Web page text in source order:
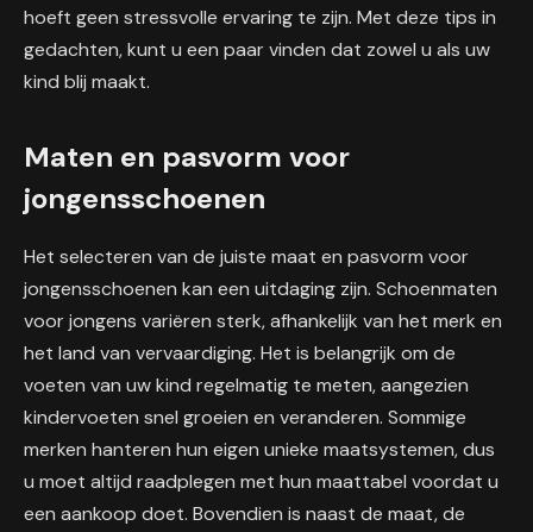
hoeft geen stressvolle ervaring te zijn. Met deze tips in
gedachten, kunt u een paar vinden dat zowel u als uw
kind blij maakt.
Maten en pasvorm voor
jongensschoenen
Het selecteren van de juiste maat en pasvorm voor
jongensschoenen kan een uitdaging zijn. Schoenmaten
voor jongens variëren sterk, afhankelijk van het merk en
het land van vervaardiging. Het is belangrijk om de
voeten van uw kind regelmatig te meten, aangezien
kindervoeten snel groeien en veranderen. Sommige
merken hanteren hun eigen unieke maatsystemen, dus
u moet altijd raadplegen met hun maattabel voordat u
een aankoop doet. Bovendien is naast de maat, de